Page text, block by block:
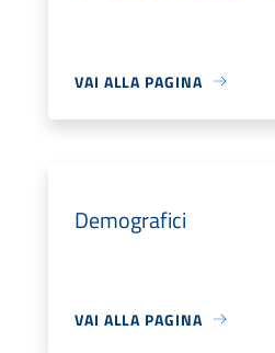
VAI ALLA PAGINA
Demografici
VAI ALLA PAGINA